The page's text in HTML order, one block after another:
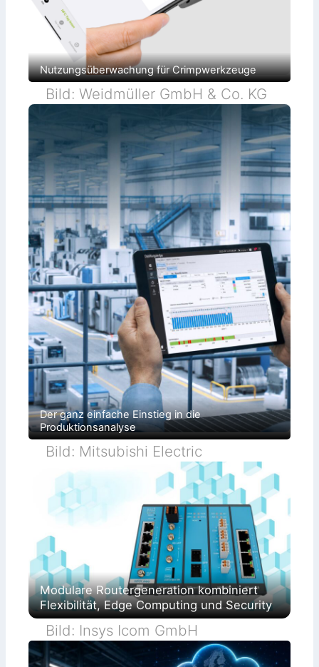
Nutzungsüberwachung für Crimpwerkzeuge
Bild: Weidmüller GmbH & Co. KG
Der ganz einfache Einstieg in die
Produktionsanalyse
Bild: Mitsubishi Electric
Modulare Routergeneration kombiniert
Flexibilität, Edge Computing und Security
Bild: Insys Icom GmbH